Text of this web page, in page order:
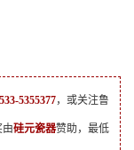
5355377，或关注鲁
由硅元瓷器赞助，最低